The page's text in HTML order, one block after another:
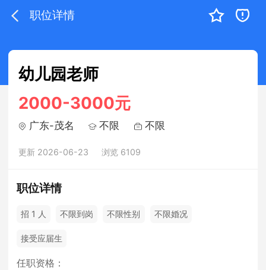
职位详情
幼儿园老师
2000-3000元
广东-茂名 不限 不限
更新 2026-06-23 浏览 6109
职位详情
招 1 人 不限到岗 不限性别 不限婚况
接受应届生
任职资格：